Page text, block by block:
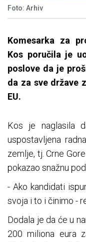
Foto: Arhiv
Komesarka za
Kos poručila je
poslove da je
da za sve države
EU.
Kos je naglasila
uspostavljena
zemlje, tj. Crne
pokazao snažnu
- Ako kandidati
svoja i to i činimo -
Dodala je da će u
200 miliona eura